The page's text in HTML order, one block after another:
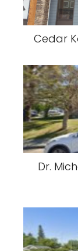
Cedar
Dr.